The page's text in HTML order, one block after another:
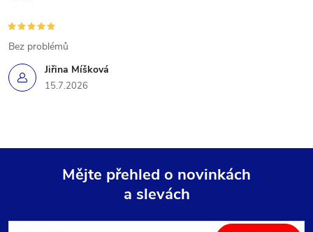
Jiřina Míšková
15.7.2026
Bez problémů
Mějte přehled o novinkách
a slevách